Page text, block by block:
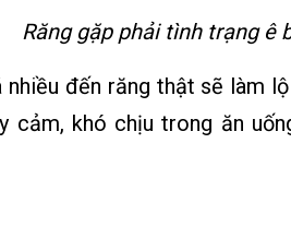
Răng gặp phải tình trạng ê
đến răng thật sẽ làm
cảm, khó chịu trong ăn